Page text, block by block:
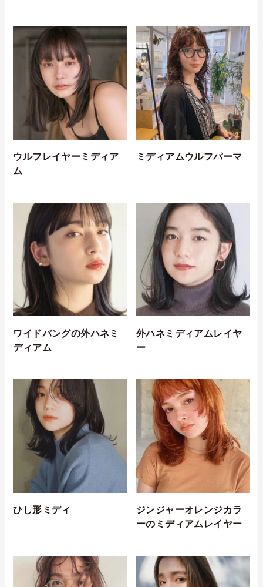
ウルフレイヤーミディア
ム
ミディアムウルフパーマ
ワイドバングの外ハネミ
ディアム
外ハネミディアムレイヤ
ー
ひし形ミディ
ジンジャーオレンジカラ
ーのミディアムレイヤー